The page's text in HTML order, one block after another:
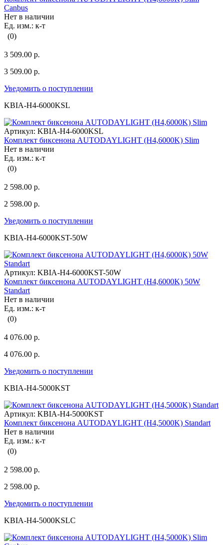
Canbus
Нет в наличии
Ед. изм.: к-т
(0)
3 509.00 р.
3 509.00 р.
Уведомить о поступлении
KBIA-H4-6000KSL
Артикул: KBIA-H4-6000KSL
Комплект биксенона AUTODAYLIGHT (H4,6000K) Slim
Нет в наличии
Ед. изм.: к-т
(0)
2 598.00 р.
2 598.00 р.
Уведомить о поступлении
KBIA-H4-6000KST-50W
Артикул: KBIA-H4-6000KST-50W
Комплект биксенона AUTODAYLIGHT (H4,6000K) 50W
Standart
Нет в наличии
Ед. изм.: к-т
(0)
4 076.00 р.
4 076.00 р.
Уведомить о поступлении
KBIA-H4-5000KST
Артикул: KBIA-H4-5000KST
Комплект биксенона AUTODAYLIGHT (H4,5000K) Standart
Нет в наличии
Ед. изм.: к-т
(0)
2 598.00 р.
2 598.00 р.
Уведомить о поступлении
KBIA-H4-5000KSLC